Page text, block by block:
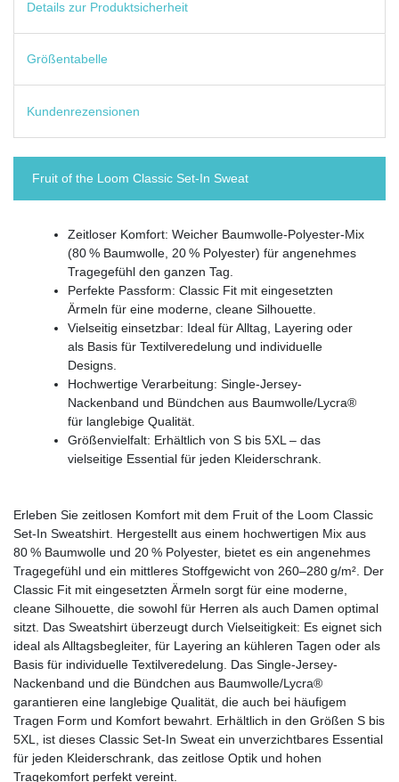
Details zur Produktsicherheit
Größentabelle
Kundenrezensionen
Fruit of the Loom Classic Set-In Sweat
Zeitloser Komfort: Weicher Baumwolle-Polyester-Mix
(80 % Baumwolle, 20 % Polyester) für angenehmes
Tragegefühl den ganzen Tag.
Perfekte Passform: Classic Fit mit eingesetzten
Ärmeln für eine moderne, cleane Silhouette.
Vielseitig einsetzbar: Ideal für Alltag, Layering oder
als Basis für Textilveredelung und individuelle
Designs.
Hochwertige Verarbeitung: Single-Jersey-
Nackenband und Bündchen aus Baumwolle/Lycra®
für langlebige Qualität.
Größenvielfalt: Erhältlich von S bis 5XL – das
vielseitige Essential für jeden Kleiderschrank.
Erleben Sie zeitlosen Komfort mit dem Fruit of the Loom Classic
Set-In Sweatshirt. Hergestellt aus einem hochwertigen Mix aus
80 % Baumwolle und 20 % Polyester, bietet es ein angenehmes
Tragegefühl und ein mittleres Stoffgewicht von 260–280 g/m². Der
Classic Fit mit eingesetzten Ärmeln sorgt für eine moderne,
cleane Silhouette, die sowohl für Herren als auch Damen optimal
sitzt. Das Sweatshirt überzeugt durch Vielseitigkeit: Es eignet sich
ideal als Alltagsbegleiter, für Layering an kühleren Tagen oder als
Basis für individuelle Textilveredelung. Das Single-Jersey-
Nackenband und die Bündchen aus Baumwolle/Lycra®
garantieren eine langlebige Qualität, die auch bei häufigem
Tragen Form und Komfort bewahrt. Erhältlich in den Größen S bis
5XL, ist dieses Classic Set-In Sweat ein unverzichtbares Essential
für jeden Kleiderschrank, das zeitlose Optik und hohen
Tragekomfort perfekt vereint.